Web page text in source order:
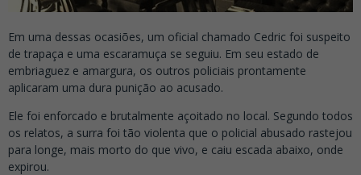
Em uma dessas ocasiões, um oficial chamado Cedric foi suspeito
de trapaça e uma escaramuça se seguiu. Em seu estado de
embriaguez e amargura, os outros policiais prontamente
aplicaram uma dura punição ao acusado.
Ele foi enforcado e brutalmente açoitado no local. Segundo todos
os relatos, a surra foi tão violenta que o policial abusado rastejou
para longe, mais morto do que vivo, e caiu escada abaixo, onde
expirou.